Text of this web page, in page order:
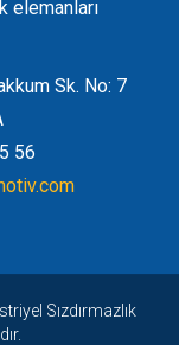
elemanları
Sk. No: 7
56
Sızdırmazlık